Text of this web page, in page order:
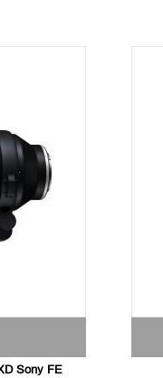
Sony FE